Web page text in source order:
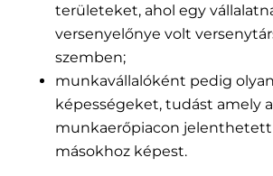
területeket, ahol egy
versenyelőnye volt
szemben;
munkavállalóként pedig olyan
képességeket, tudást amely a
munkaerőpiacon
másokhoz képest.